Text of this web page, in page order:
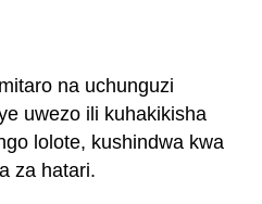
na uchunguzi
uwezo ili kuhakikisha
lolote, kushindwa kwa
za hatari.